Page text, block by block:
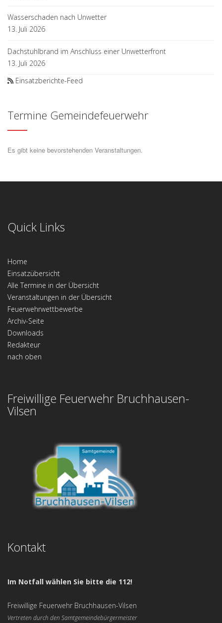
Wasserschaden nach Unwetter
13. Juli 2026
Dachstuhlbrand im Anschluss einer Unwetterfront
13. Juli 2026
Einsatzberichte-Feed
Termine Gemeindefeuerwehr
Es gibt keine bevorstehenden Veranstaltungen.
Quick Links
Home
Einsatzübersicht
Alle Termine in der Übersicht
Veranstaltungen in der Übersicht
Feuerwehrwettbewerbe
Archiv-Seite
Downloads
Redakteur
nach oben
Freiwillige Feuerwehr Bruchhausen-
Vilsen
Kontakt
Im Notfall wählen Sie bitte die 112!
Freiwillige Feuerwehr Bruchhausen-Vilsen
Vertreten durch den Samtgemeindebürgermeister